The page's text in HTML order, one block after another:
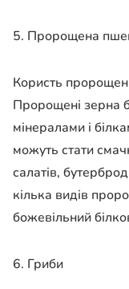
5. Пророщена
Користь
Пророщені зерна
мінералами і
можуть стати
салатів,
кілька видів
божевільний
6. Гриби